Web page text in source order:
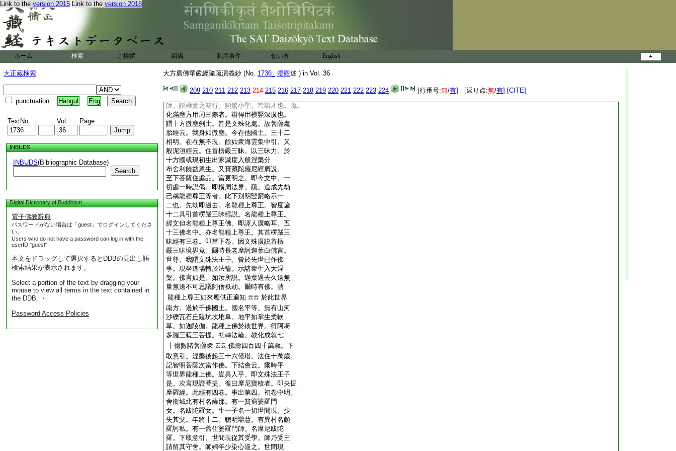
Link to the version 2015 Link to the version 2018
ホーム 検索 ご挨拶 組織 利用条件 使い方 English
大正蔵検索
punctuation Hangul Eng
TextNo. Vol. Page
INBUDS
INBUDS(Bibliographic Database)
Search
Digital Dictionary of Buddhism
電子佛教辭典
パスワードがない場合は「guest」でログインしてくださ
い。
Users who do not have a password can log in with the
userID "guest".
本文をドラッグして選択するとDDBの見出し語
検索結果が表示されます。
Select a portion of the text by dragging your
mouse to view all terms in the text contained in
the DDB. ・
Password Access Policies
大方廣佛華嚴經隨疏演義鈔 (No. 1736_ 澄觀述 ) in Vol. 36
209 210 211 212 213 214 215 216 217 218 219 220 221 222 223 224 [行番号:無/有] [返り点:無/有] [CITE]
揚而躃地。寂順思覩入隱身而立空。故得
帝釋心喜。雨天華而至膝。蔽魔愁憂行拄
杖而垂涙。劫火燒刹。蹈水之上而經行。霖
雨絶供。化鉢飯而無盡。示多身以抗迦
葉。放一鉢而發本源。皆是通辯降魔制外
也。又如度二十億佛現説法者。持地猶存。
化百千諸龍立登正覺者。娑竭王女是一。
是以禮妙慧而不忘敬本。勸善財而増
長發心。無言於不二法門。悉力於安樂行
品。教龍吉祥之分衞。下位莫知。答琉璃光
師。説權實之雙行。頻驚小聖。皆辯才也。疏。
化滿塵方用周三際者。辯得用横竪深廣也。
謂十方微塵刹土。皆是文殊化處。故菩薩處
胎經云。我身如微塵。今在他國土。三十二
相明。在在無不現。餘如衆海雲集中引。又
般泥洹經云。住首楞嚴三昧。以三昧力。於
十方國或現初生出家滅度入般涅槃分
布舍利饒益衆生。又寶藏陀羅尼經廣説。
至下菩薩住處品。當更明之。即今文中。一
切處一時説偈。即横周法界。疏。道成先劫
已稱龍種尊王等者。此下別明竪窮略示一
二也。先劫即過去。名龍種上尊王。智度論
十二具引首楞嚴三昧經説。名龍種上尊王。
經文但名龍種上尊王佛。即譯人廣略耳。五
十三佛名中。亦名龍種上尊王。其首楞嚴三
昧經有三卷。即當下卷。因文殊廣説首楞
嚴三昧境界竟。爾時長老摩訶迦葉白佛言。
世尊。我謂文殊法王子。曾於先世已作佛
事。現坐道場轉於法輪。示諸衆生入大涅
槃。佛言如是。如汝所説。迦葉過去久遠無
量無邊不可思議阿僧祇劫。爾時有佛。號
龍種上尊王如來應供正遍知 云云 於此世界
南方。過於千佛國土。國名平等。無有山河
沙礫瓦石丘陵坑坎堆阜。地平如掌生柔軟
草。如迦陵伽。龍種上佛於彼世界。得阿耨
多羅三藐三菩提。初轉法輪。教化成就七
十億數諸菩薩衆 云云 佛壽四百四千萬歳。下
取意引。涅槃後起三十六億塔。法住十萬歳。
記智明菩薩次當作佛。下結會云。爾時平
等世界龍種上佛。豈異人乎。即文殊法王子
是。次言現證菩提。復曰摩尼寶積者。即央掘
摩羅經。此經有四卷。事出第四。初卷中明。
舍衞城北有村名薩那。有一貧窮婆羅門
女。名跋陀羅女。生一子名一切世間現。少
失其父。年將十二。聰明辯慧。有異村名頗
羅訶私。有一舊住婆羅門師。名摩尼跋陀
羅。下取意引。世間現從其受學。師乃受王
請留其守舍。師婦年少染心逼之。世間現